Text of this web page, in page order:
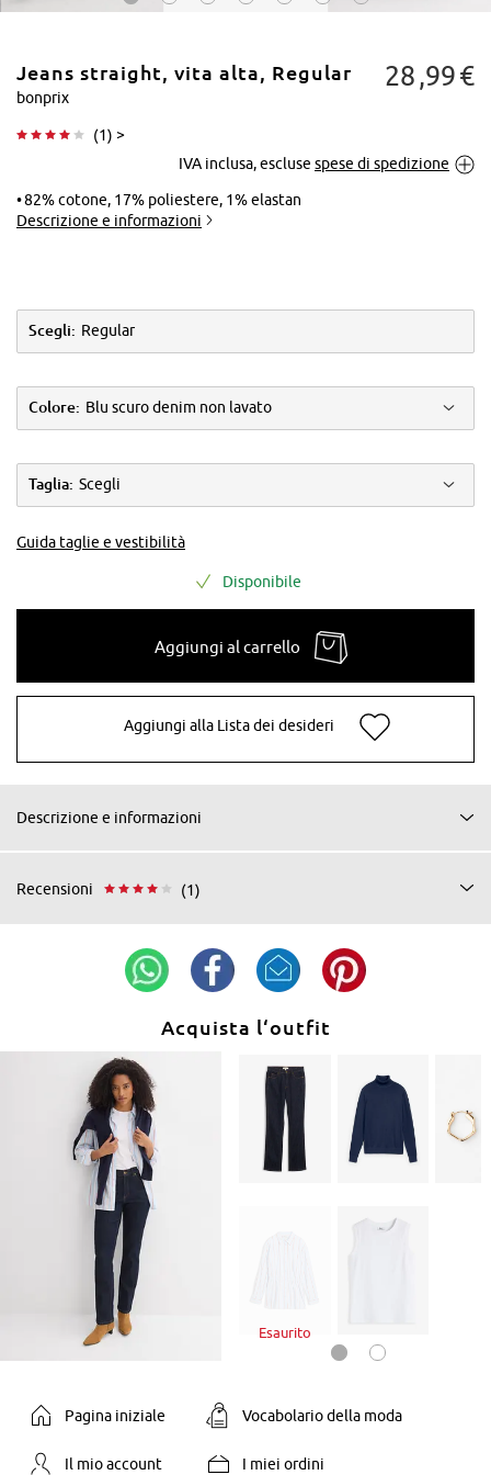
Tocca per
Jeans straight, vita alta, Regular
bonprix
(1) >
28 99€
IVA inclusa, escluse spese di spedizione
82% cotone, 17% poliestere, 1% elastan
Descrizione e informazioni
Scegli: Regular
Colore: Blu scuro denim non lavato
Taglia: Scegli
Guida taglie e vestibilità
Disponibile
Aggiungi al carrello
Aggiungi alla Lista dei desideri
Descrizione e informazioni
Recensioni (1)
Acquista l‘outfit
Esaurito
Pagina iniziale Vocabolario della moda
Il mio account I miei ordini